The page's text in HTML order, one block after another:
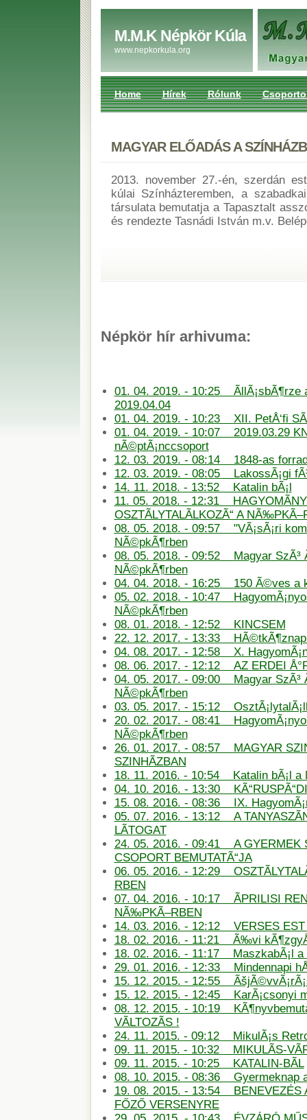
M.M.K Népkör Kúla
www.nepkorkula.org
Home Hírek Rólunk
MAGYAR ELŐADÁS A
2013. november 27.-én, szerdán
kúlai Színházteremben, a
társulata bemutatja a Tapasztalt
és rendezte Tasnádi István m.v.
Népkör hír arhivuma:
01. 04. 2019. - 10:25 ÃllÃ¡sbÃ¶rze
2019.04.04
01. 04. 2019. - 10:23 XII. PetÅ‘fi
01. 04. 2019. - 10:07 2019.03.29
nÃ©ptÃ¡nccsoport
12. 03. 2019. - 08:14 1848-as
12. 03. 2019. - 08:05 LakossÃ¡gi
14. 11. 2018. - 13:52 Katalin bÃ¡l
11. 05. 2018. - 12:31
OSZTÃLYTALÃLKOZÃ“ A
08. 05. 2018. - 09:57 "VÃ¡sÃ¡ri
NÃ©pkÃ¶rben
08. 05. 2018. - 09:52 Magyar SzÃ³
NÃ©pkÃ¶rben
04. 04. 2018. - 16:25 150 Ã©ves a
05. 02. 2018. - 10:47
NÃ©pkÃ¶rben
08. 01. 2018. - 12:52 KINCSEM
22. 12. 2017. - 13:33 HÃ©tkÃ¶znapi
04. 08. 2017. - 12:58 X.
08. 06. 2017. - 12:12 AZ ERDEI
04. 05. 2017. - 09:00 Magyar SzÃ³
NÃ©pkÃ¶rben
03. 05. 2017. - 15:12
20. 02. 2017. - 08:41
NÃ©pkÃ¶rben
26. 01. 2017. - 08:57 MAGYAR
SZINHÃZBAN
18. 11. 2016. - 10:54 Katalin bÃ¡l a
04. 10. 2016. - 13:30
15. 08. 2016. - 08:36 IX.
05. 07. 2016. - 13:12 A
LÃTOGAT
24. 05. 2016. - 09:41 A GYERMEK
CSOPORT BEMUTATÃ“JA
06. 05. 2016. - 12:29
RBEN
07. 04. 2016. - 10:17 ÃPRILISI
NÃ‰PKÃ–RBEN
14. 03. 2016. - 12:12 VERSES
18. 02. 2016. - 11:21 Ã‰vi
18. 02. 2016. - 11:17 MaszkabÃ¡l a
29. 01. 2016. - 12:33 Mindennapi
15. 12. 2015. - 12:55
15. 12. 2015. - 12:45 KarÃ¡csonyi
08. 12. 2015. - 10:19
VÃLTOZÃS !
24. 11. 2015. - 09:12 MikulÃ¡s
09. 11. 2015. - 10:32 MIKULÃS-
09. 11. 2015. - 10:25 KATALIN-BÃL
08. 10. 2015. - 08:36 Gyermeknap
19. 08. 2015. - 13:54 BENEVEZÉS
FŐZŐ VERSENYRE